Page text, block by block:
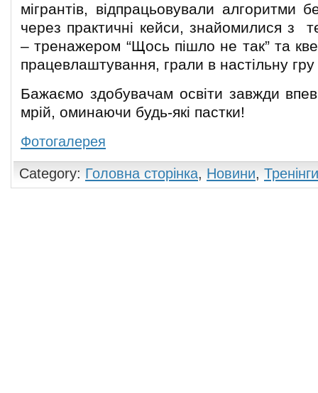
мігрантів, відпрацьовували алгоритми
через практичні кейси, знайомилися з
– тренажером “Щось пішло не так” та
працевлаштування, грали в настільну
Бажаємо здобувачам освіти завжди
мрій, оминаючи будь-які пастки!
Фотогалерея
Category: Головна сторінка, Новини, Тренінги